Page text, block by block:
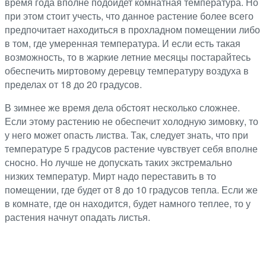
при этом стоит учесть, что данное растение более всего
предпочитает находиться в прохладном помещении либо
в том, где умеренная температура. И если есть такая
возможность, то в жаркие летние месяцы постарайтесь
обеспечить миртовому деревцу температуру воздуха в
пределах от 18 до 20 градусов.
В зимнее же время дела обстоят несколько сложнее.
Если этому растению не обеспечит холодную зимовку, то
у него может опасть листва. Так, следует знать, что при
температуре 5 градусов растение чувствует себя вполне
сносно. Но лучше не допускать таких экстремально
низких температур. Мирт надо переставить в то
помещении, где будет от 8 до 10 градусов тепла. Если же
в комнате, где он находится, будет намного теплее, то у
растения начнут опадать листья.